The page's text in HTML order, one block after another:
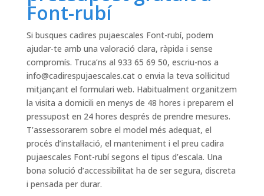
Font-rubí
Si busques cadires pujaescales Font-rubí, podem
ajudar-te amb una valoració clara, ràpida i sense
compromís. Truca’ns al 933 65 69 50, escriu-nos a
info@cadirespujaescales.cato envia la teva sol·licitud
mitjançant el formulari web. Habitualment organitzem
la visita a domicili en menys de 48 hores i preparem el
pressupost en 24 hores després de prendre mesures.
T’assessorarem sobre el model més adequat, el
procés d’instal·lació, el manteniment i el preu cadira
pujaescales Font-rubí segons el tipus d’escala. Una
bona solució d’accessibilitat ha de ser segura, discreta
i pensada per durar.